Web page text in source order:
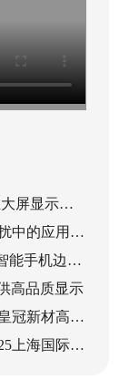
屏显示模
中的应用方
能手机边框
高品质显示
冠新材高性
上海国际胶